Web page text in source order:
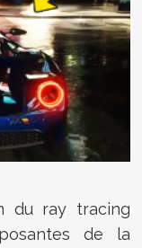
du ray tracing
de la